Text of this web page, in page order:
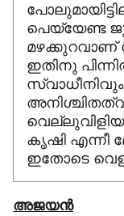
പെയ്യേണ്ട
മഴക്കുറവാണ്
ഇതിനു
കൃഷി എന്നീ
ഇതോടെ
അജയൻ